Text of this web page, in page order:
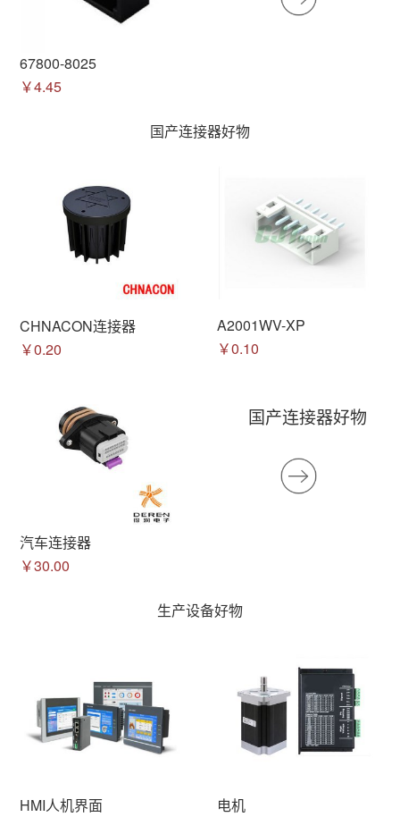
67800-8025
￥4.45
国产连接器好物
CHNACON连接器
￥0.20
A2001WV-XP
￥0.10
汽车连接器
￥30.00
国产连接器好物
生产设备好物
HMI人机界面
电机